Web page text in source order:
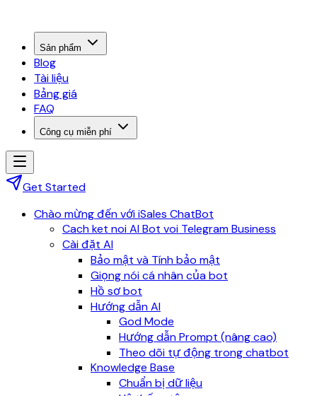
Sản phẩm
Blog
Tài liệu
Bảng giá
FAQ
Công cụ miễn phí
Get Started
Chào mừng đến với iSales ChatBot
Cach ket noi AI Bot voi Telegram Business
Cài đặt AI
Bảo mật và Tính bảo mật
Giọng nói cá nhân của bot
Hồ sơ bot
Hướng dẫn AI
God Mode
Hướng dẫn Prompt (nâng cao)
Theo dõi tự động trong chatbot
Knowledge Base
Chuẩn bị dữ liệu